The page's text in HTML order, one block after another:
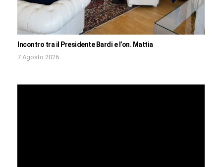
Incontro tra il Presidente Bardi e l’on. Mattia
7 Agosto 2026